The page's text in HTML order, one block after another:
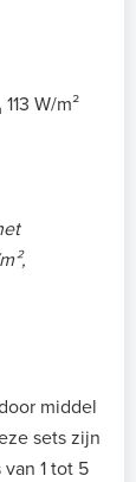
113 W/m²
middel
sets zijn
1 tot 5